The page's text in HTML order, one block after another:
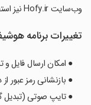
وب‌سایت Hofy.ir نیز استفاده کنید.
تغییرات برنامه
● امکان ارسال فایل
● بازنشانی رمز عبور
● تایپ صوتی (تبدیل